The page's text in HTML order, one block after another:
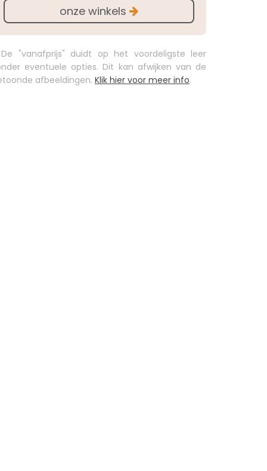
onze winkels
"vanafprijs" duidt op het voordeligste leer
eventuele opties. Dit kan afwijken van de
afbeeldingen. Klik hier voor meer info.